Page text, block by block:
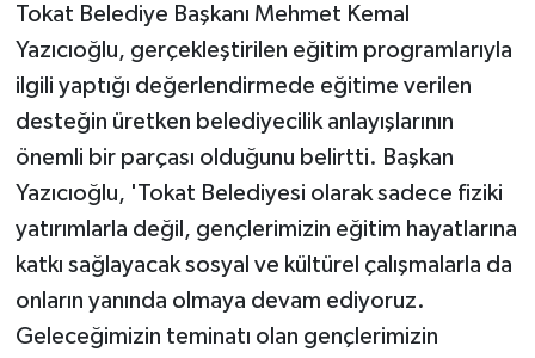
Tokat Belediye Başkanı Mehmet Kemal
Yazıcıoğlu, gerçekleştirilen eğitim programlarıyla
ilgili yaptığı değerlendirmede eğitime verilen
desteğin üretken belediyecilik anlayışlarının
önemli bir parçası olduğunu belirtti. Başkan
Yazıcıoğlu, 'Tokat Belediyesi olarak sadece fiziki
yatırımlarla değil, gençlerimizin eğitim hayatlarına
katkı sağlayacak sosyal ve kültürel çalışmalarla da
onların yanında olmaya devam ediyoruz.
Geleceğimizin teminatı olan gençlerimizin
Yerel Haberler